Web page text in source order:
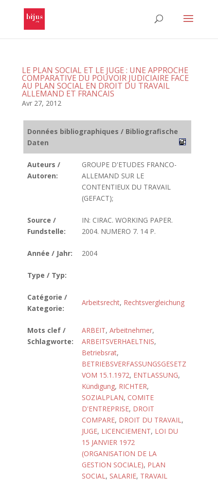
LE PLAN SOCIAL ET LE JUGE : UNE APPROCHE
COMPARATIVE DU POUVOIR JUDICIAIRE FACE
AU PLAN SOCIAL EN DROIT DU TRAVAIL
ALLEMAND ET FRANCAIS
Avr 27, 2012
Données bibliographiques / Bibliografische
Daten
Auteurs /
Autoren:
GROUPE D'ETUDES FRANCO-
ALLEMAND SUR LE
CONTENTIEUX DU TRAVAIL
(GEFACT);
Source /
Fundstelle:
IN: CIRAC. WORKING PAPER.
2004. NUMERO 7. 14 P.
Année / Jahr: 2004
Type / Typ:
Catégorie /
Kategorie:
Arbeitsrecht, Rechtsvergleichung
Mots clef /
Schlagworte:
ARBEIT, Arbeitnehmer,
ARBEITSVERHAELTNIS,
Betriebsrat,
BETRIEBSVERFASSUNGSGESETZ
VOM 15.1.1972, ENTLASSUNG,
Kündigung, RICHTER,
SOZIALPLAN, COMITE
D'ENTREPRISE, DROIT
COMPARE, DROIT DU TRAVAIL,
JUGE, LICENCIEMENT, LOI DU
15 JANVIER 1972
(ORGANISATION DE LA
GESTION SOCIALE), PLAN
SOCIAL, SALARIE, TRAVAIL